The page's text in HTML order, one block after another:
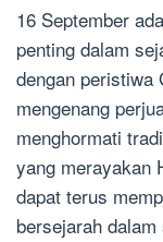
16 September
penting dalam
dengan peristiwa
mengenang
menghormati
yang merayakan
dapat terus
bersejarah